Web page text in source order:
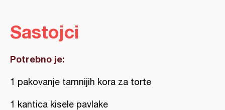
Sastojci
Potrebno je:
1 pakovanje tamnijih kora za torte
1 kantica kisele pavlake